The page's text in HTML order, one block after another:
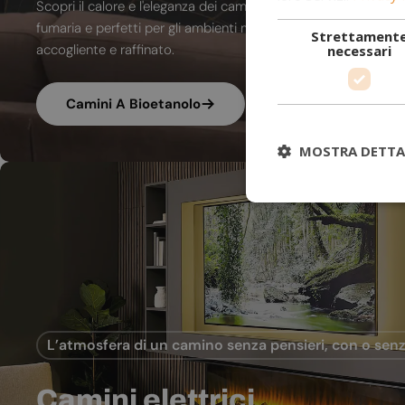
Scopri il calore e l'eleganza dei camini a bioetanolo. A
fumaria e perfetti per gli ambienti moderni, trasformano ogni
accogliente e raffinato.
Camini A Bioetanolo
L’atmosfera di un camino senza pensieri, con o
necessari
MOSTRA